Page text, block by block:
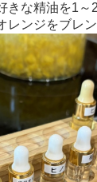
きな精油を1～
レンジをブレ